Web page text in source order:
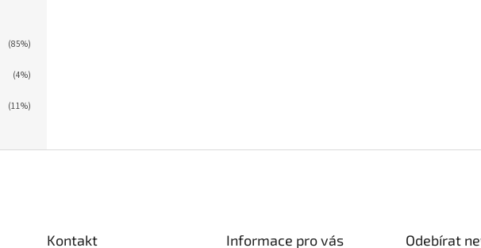
(85%)
(4%)
(11%)
Kontakt Informace pro vás Odebírat